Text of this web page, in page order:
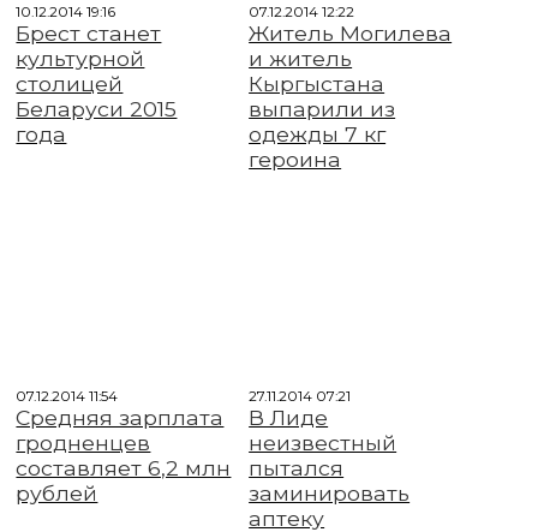
10.12.2014 19:16
Брест станет
культурной
столицей
Беларуси 2015
года
07.12.2014 12:22
Житель Могилева
и житель
Кыргыстана
выпарили из
одежды 7 кг
героина
07.12.2014 11:54
Средняя зарплата
гродненцев
составляет 6,2 млн
рублей
27.11.2014 07:21
В Лиде
неизвестный
пытался
заминировать
аптеку